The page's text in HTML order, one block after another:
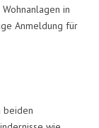
in
Anmeldung für
beiden